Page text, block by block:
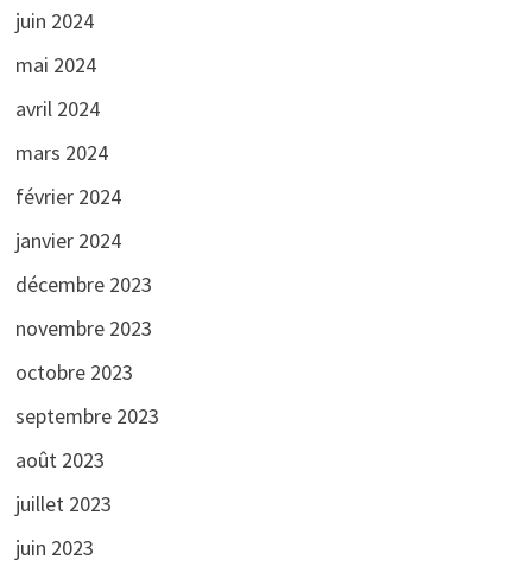
juin 2024
mai 2024
avril 2024
mars 2024
février 2024
janvier 2024
décembre 2023
novembre 2023
octobre 2023
septembre 2023
août 2023
juillet 2023
juin 2023